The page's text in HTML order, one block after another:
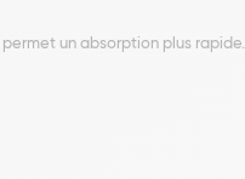
permet un absorption plus rapide.